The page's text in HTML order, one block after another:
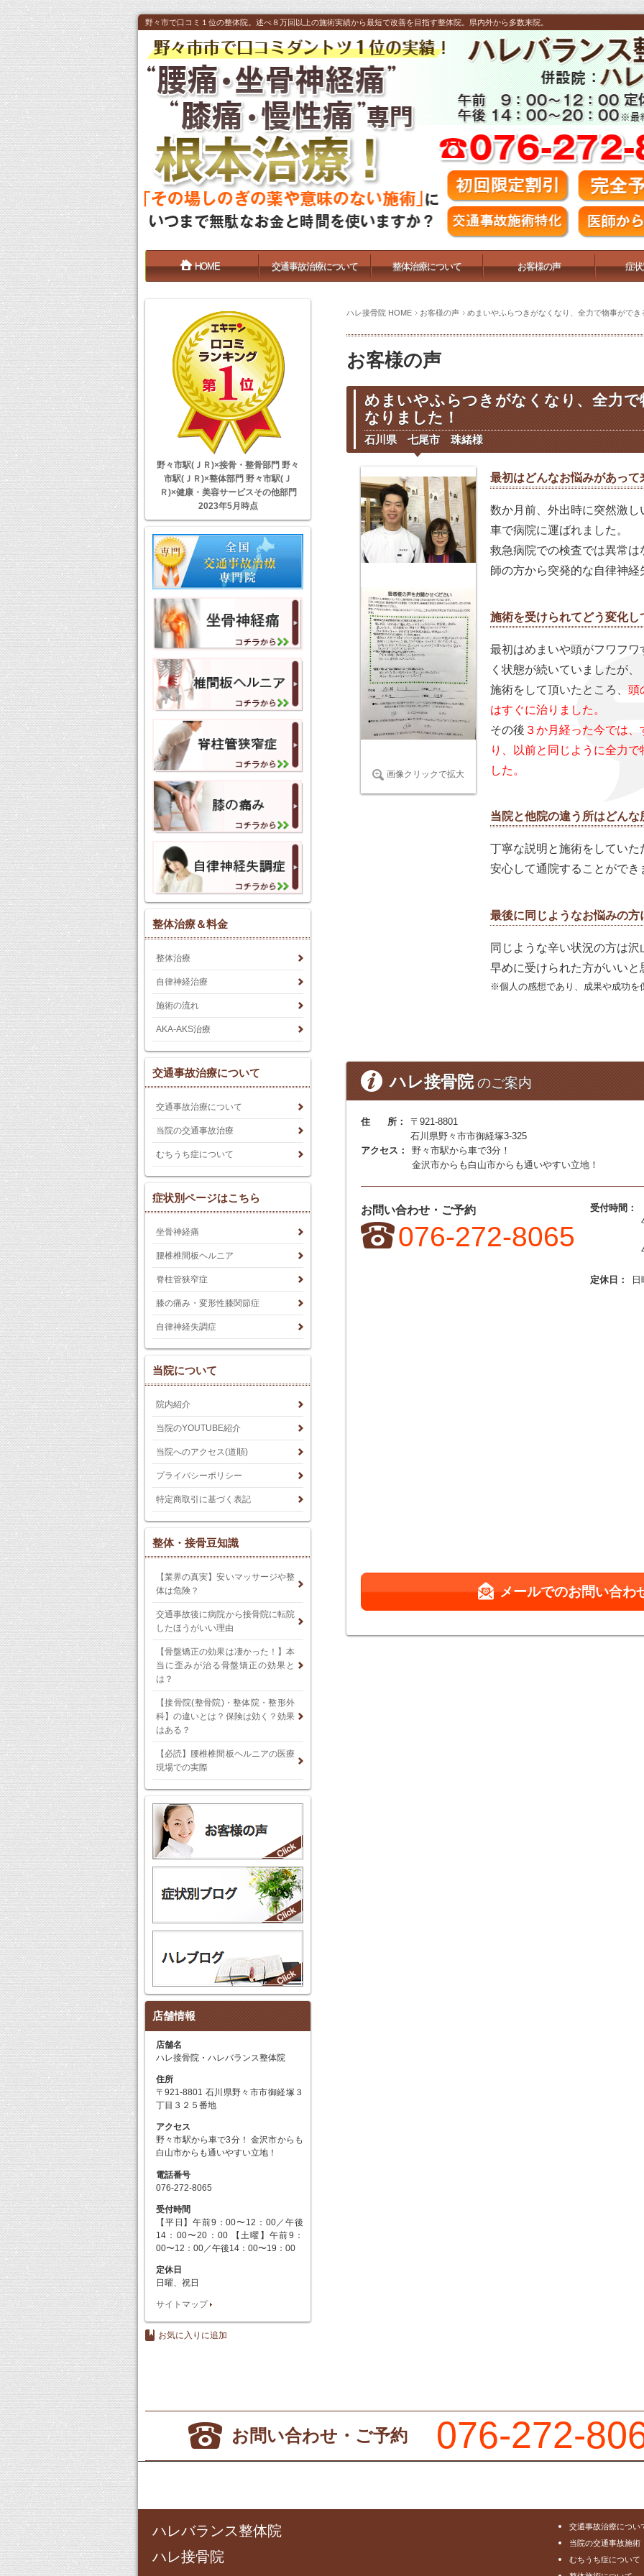
野々市で口コミ１位の整体院。述べ８万回以上の施術実績から最短で改善を目指す整体院。県内外から多数来院。
HOME 交通事故治療について 整体治療について お客様の声 症
ハレ接骨院 HOME お客様の声 めまいやふらつきがなくなり、全力で物事がで
お客様の声
めまいやふらつきがなくなり、全力
なりました！
石川県 七尾市 珠緒様
最初はどんなお悩みがあって
数か月前、外出時に突然激
車で病院に運ばれました。
救急病院での検査では異常
師の方から突発的な自律神
施術を受けられてどう変化し
最初はめまいや頭がフワフ
く状態が続いていましたが、
施術をして頂いたところ、 頭
はすぐに治りました。
その後 ３か月経った今では
り、以前と同じように全力
した。
当院と他院の違う所はどんな
丁寧な説明と施術をしていた
安心して通院することができ
最後に同じようなお悩みの
同じような辛い状況の方は
早めに受けられた方がいいと
※個人の感想であり、成果や成功を
画像クリックで拡大
ハレ接骨院 のご案内
住 所：
〒921-8801
石川県野々市市御経塚3-325
アクセス：
野々市駅から車で3分！
金沢市からも白山市からも通いやすい立地！
お問い合わせ・ご予約
076-272-8065
受付時間：
定休日：
メールでのお問い合わ
野々市駅(ＪＲ)×接骨・整骨部門 野々
市駅(ＪＲ)×整体部門 野々市駅(Ｊ
Ｒ)×健康・美容サービスその他部門
2023年5月時点
整体治療＆料金
整体治療
自律神経治療
施術の流れ
AKA-AKS治療
交通事故治療について
交通事故治療について
当院の交通事故治療
むちうち症について
症状別ページはこちら
坐骨神経痛
腰椎椎間板ヘルニア
脊柱管狭窄症
膝の痛み・変形性膝関節症
自律神経失調症
当院について
院内紹介
当院のYOUTUBE紹介
当院へのアクセス(道順)
プライバシーポリシー
特定商取引に基づく表記
整体・接骨豆知識
【業界の真実】安いマッサージや整
体は危険？
交通事故後に病院から接骨院に転院
したほうがいい理由
【骨盤矯正の効果は凄かった！】本
当に歪みが治る骨盤矯正の効果と
は？
【接骨院(整骨院)・整体院・整形外
科】の違いとは？保険は効く？効果
はある？
【必読】腰椎椎間板ヘルニアの医療
現場での実際
店舗情報
店舗名
ハレ接骨院・ハレバランス整体院
住所
〒921-8801 石川県野々市市御経塚３
丁目３２５番地
アクセス
野々市駅から車で3分！ 金沢市からも
白山市からも通いやすい立地！
電話番号
076-272-8065
受付時間
【平日】午前9：00〜12：00／午後
14：00〜20：00 【土曜】午前9：
00〜12：00／午後14：00〜19：00
定休日
日曜、祝日
サイトマップ
お気に入りに追加
お問い合わせ・ご予約 076-272-
ハレバランス整体院
ハレ接骨院
交通事故治療につい
当院の交通事故施術
むちうち症について